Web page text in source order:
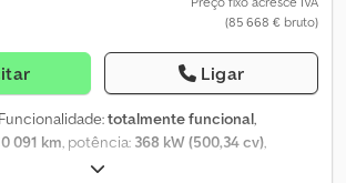
(85 668 € bruto)
Ligar
totalmente funcional,
091 km , potência: 368 kW (500,34 cv)
, tipo de combustível: